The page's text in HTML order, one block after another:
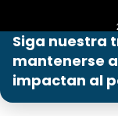
Siga nuestra
mantenerse
impactan al